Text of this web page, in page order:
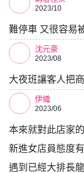
2023/10
難停車 又很容易
沈元豪
2023/08
大夜班讓客人把
伊織
2023/06
本來就對此店家
新進女店員態度
遇到已經大排長